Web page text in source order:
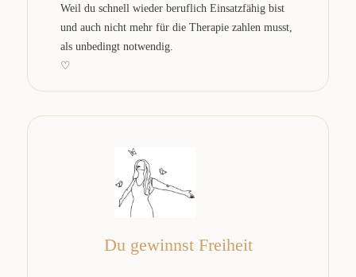
Weil du schnell wieder beruflich Einsatzfähig bist
und auch nicht mehr für die Therapie zahlen musst,
als unbedingt notwendig.
♡
Du gewinnst Freiheit